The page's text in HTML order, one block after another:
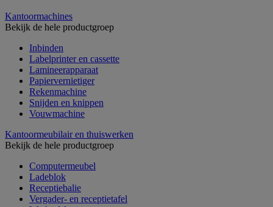
Kantoormachines
Bekijk de hele productgroep
Inbinden
Labelprinter en cassette
Lamineerapparaat
Papiervernietiger
Rekenmachine
Snijden en knippen
Vouwmachine
Kantoormeubilair en thuiswerken
Bekijk de hele productgroep
Computermeubel
Ladeblok
Receptiebalie
Vergader- en receptietafel